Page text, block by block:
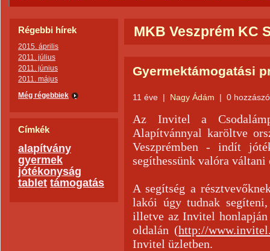
Régebbi hírek
2015. április
2011. július
2011. június
2011. május
Még régebbiek
Címkék
alapítvány
gyermek
jótékonyság
tablet támogatás
MKB Veszprém KC
Gyermektámogatási
11 éve | Nagy Ádám | 0
Az Invitel a
Alapítvánnyal karöltve
Veszprémben - indít
segíthessünk valóra
A segítség a
lakói úgy tudnak
illetve az Invitel
oldalán (http://
Invitel üzletben.